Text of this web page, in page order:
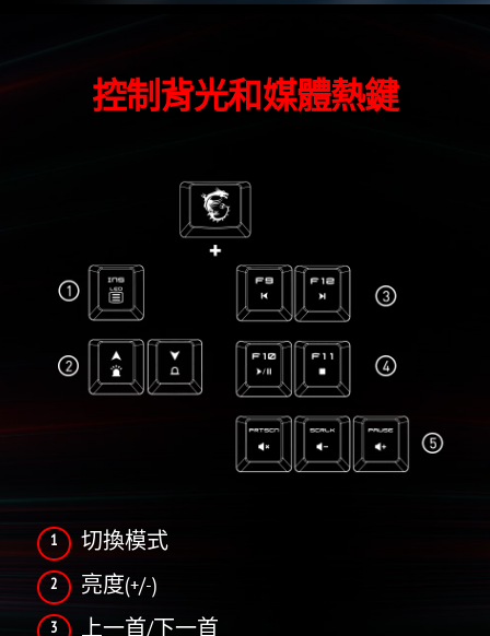
控制背光和媒體熱鍵
切換模式
亮度(+/-)